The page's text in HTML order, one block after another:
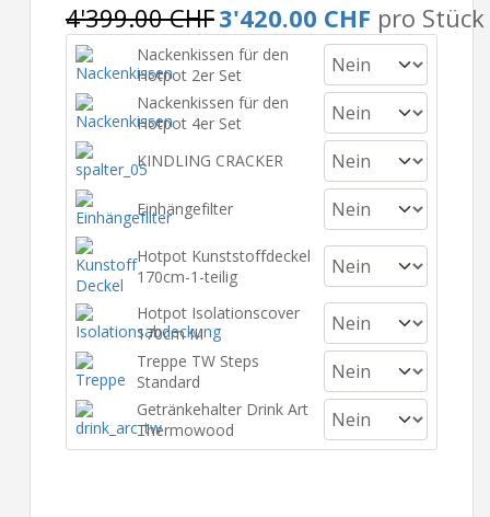
4'399.00 CHF3'420.00 CHF pro Stück
Nackenkissen für den
Hotpot 2er Set
Nackenkissen für den
Hotpot 4er Set
KINDLING CRACKER
Einhängefilter
Hotpot Kunststoffdeckel
170cm-1-teilig
Hotpot Isolationscover
170cm M
Treppe TW Steps
Standard
Getränkehalter Drink Art
Thermowood